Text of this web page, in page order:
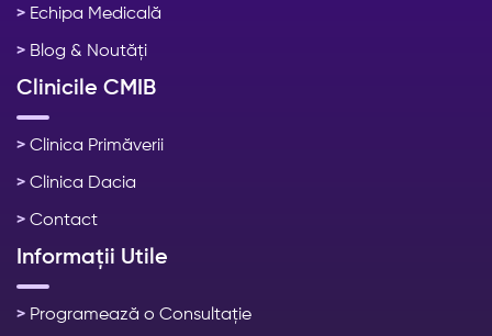
> Echipa Medicală
> Blog & Noutăți
Clinicile CMIB
> Clinica Primăverii
> Clinica Dacia
> Contact
Informații Utile
> Programează o Consultație